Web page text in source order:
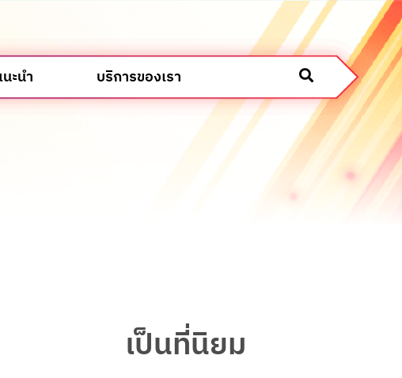
ะนำ บริการของเรา
เป็นที่นิยม